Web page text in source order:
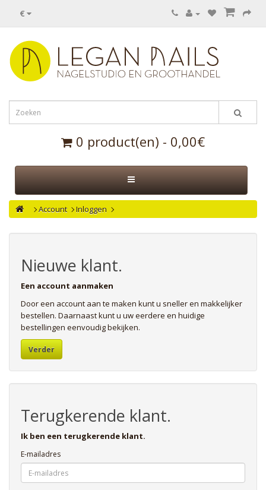
€
0 product(en) - 0,00€
Account Inloggen
Nieuwe klant.
Een account aanmaken
Door een account aan te maken kunt u sneller en makkelijker
bestellen. Daarnaast kunt u uw eerdere en huidige
bestellingen eenvoudig bekijken.
Verder
Terugkerende klant.
Ik ben een terugkerende klant.
E-mailadres